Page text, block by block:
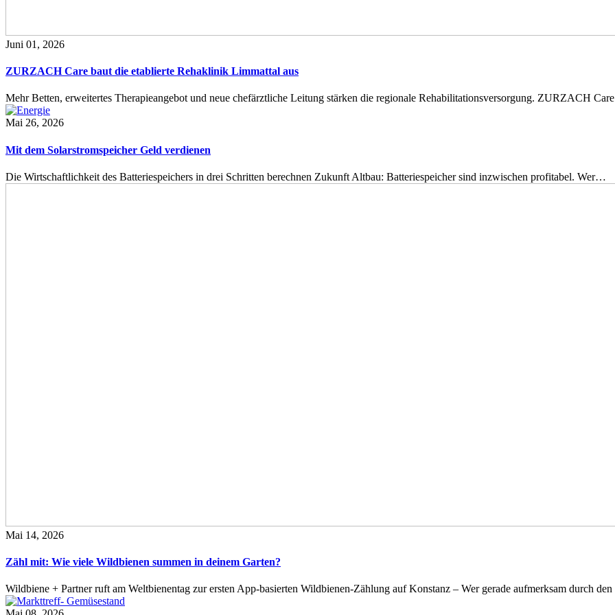
Juni 01, 2026
ZURZACH Care baut die etablierte Rehaklinik Limmattal aus
Mehr Betten, erweitertes Therapieangebot und neue chefärztliche Leitung stärken die regionale Rehabilitationsversorgung. ZURZACH
Mai 26, 2026
Mit dem Solarstromspeicher Geld verdienen
Die Wirtschaftlichkeit des Batteriespeichers in drei Schritten berechnen Zukunft Altbau: Batteriespeicher sind inzwischen profitabel. Wer…
Mai 14, 2026
Zähl mit: Wie viele Wildbienen summen in deinem Garten?
Wildbiene + Partner ruft am Weltbienentag zur ersten App-basierten Wildbienen-Zählung auf Konstanz – Wer gerade aufmerksam durch